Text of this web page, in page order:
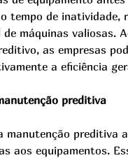
tempo de inatividade,
máquinas valiosas.
as empresas
a eficiência
preditiva
manutenção preditiva
aos equipamentos.